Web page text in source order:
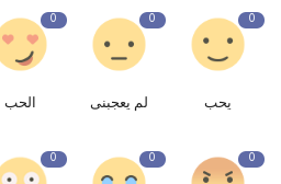
0
يحب
0
لم يعجبنى
0
الحب
0
0
0